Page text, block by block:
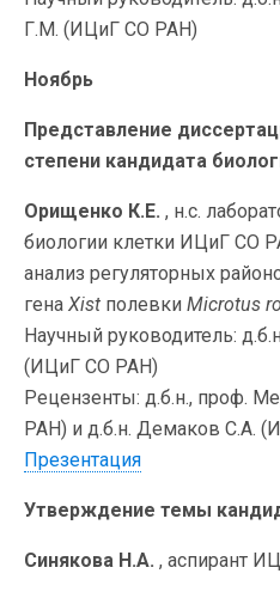
Г.М. (ИЦиГ СО РАН)
Ноябрь
Представление
степени кандидата
Орищенко К.Е. , н.с.
биологии клетки ИЦиГ СО
анализ регуляторных
гена Xist полевки Microtus
Научный руководитель:
(ИЦиГ СО РАН)
Рецензенты: д.б.н., проф.
РАН) и д.б.н. Демаков С.А.
Презентация
Утверждение темы
Cинякова Н.А. , аспирант